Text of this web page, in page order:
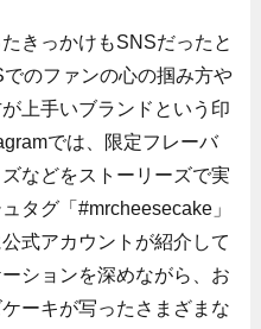
きっかけもSNSだったと
のファンの心の掴み方や
上手いブランドという印
では、限定フレーバ
などをストーリーズで実
タグ「#mrcheesecake」
式アカウントが紹介して
ションを深めながら、お
ーキが写ったさまざまな